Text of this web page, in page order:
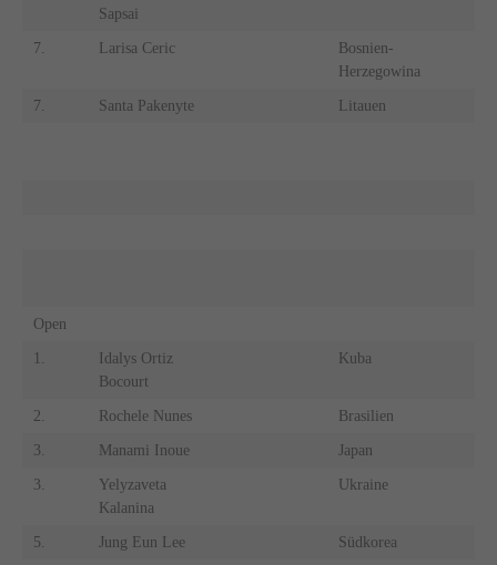
Sapsai
7. Larisa Ceric
Bosnien-
Herzegowina
7. Santa Pakenyte Litauen
Open
1.
Idalys Ortiz
Bocourt
Kuba
2. Rochele Nunes Brasilien
3. Manami Inoue Japan
3.
Yelyzaveta
Kalanina
Ukraine
5. Jung Eun Lee Südkorea